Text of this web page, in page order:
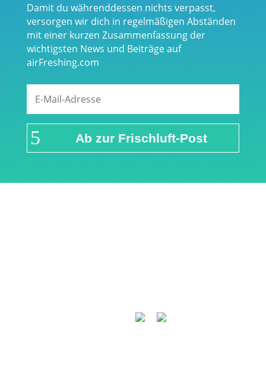
Damit du währenddessen nichts verpasst,
versorgen wir dich in regelmäßigen Abständen
mit einer kurzen Zusammenfassung der
wichtigsten News und Beiträge auf
airFreshing.com
Ab zur Frischluft-Post